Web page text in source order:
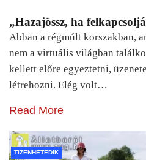
„Hazajössz, ha
Abban a régmúlt korszakban,
nem a virtuális világban
kellett előre egyeztetni,
létrehozni. Elég volt…
Read More
TIZENHETEDIK